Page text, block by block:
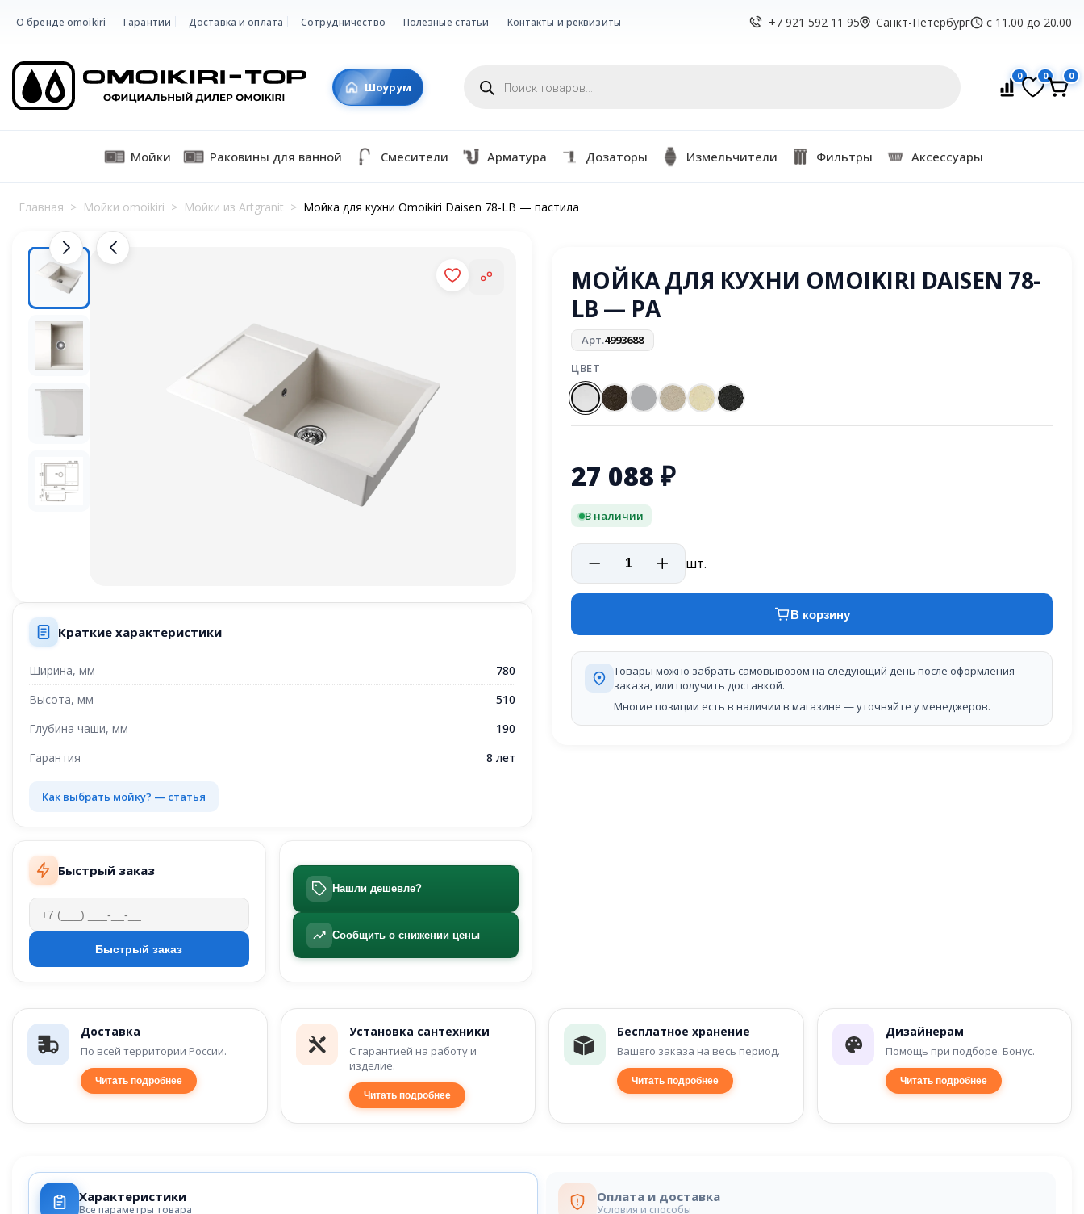
О бренде omoikiri Гарантии Доставка и оплата Сотрудничество Полезные статьи Контакты и реквизиты +7 921 592 11 95 Санкт-Петербург с 11.00 до 20.00
Шоурум товаров 0 0 0
Мойки Раковины для ванной Смесители Арматура Дозаторы Измельчители Фильтры Аксессуары
Главная > Мойки omoikiri > Мойки из Artgranit > Мойка для кухни Omoikiri Daisen 78-LB — пастила
Краткие характеристики
Ширина, мм
780
Высота, мм
510
Глубина чаши, мм
190
Гарантия
8 лет
Как выбрать мойку? — статья
Быстрый заказ
Нашли дешевле?
Сообщить о снижении цены
МОЙКА ДЛЯ КУХНИ OMOIKIRI DAISEN 78-
LB — PA
Арт.4993688
ЦВЕТ
27 088 ₽
В наличии
шт.
В корзину
Товары можно забрать самовывозом на следующий день после оформления
заказа, или получить доставкой.
Многие позиции есть в наличии в магазине — уточняйте у менеджеров.
Доставка
По всей территории России.
Читать подробнее
Установка сантехники
С гарантией на работу и
изделие.
Читать подробнее
Бесплатное хранение
Вашего заказа на весь период.
Читать подробнее
Дизайнерам
Помощь при подборе. Бонус.
Читать подробнее
Характеристики
Все параметры товара
Оплата и доставка
Условия и способы